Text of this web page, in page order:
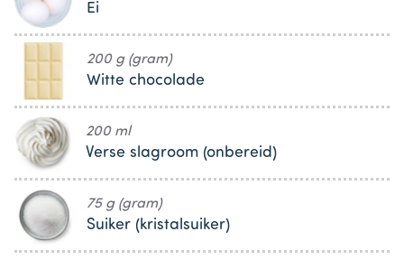
Ei
200 g (gram)
Witte chocolade
200 ml
Verse slagroom (onbereid)
75 g (gram)
Suiker (kristalsuiker)